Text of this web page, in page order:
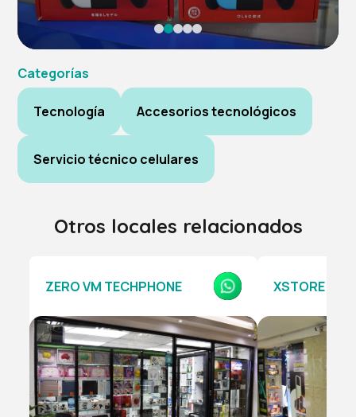
Categorías
Tecnología Accesorios tecnológicos
Servicio técnico celulares
Otros locales relacionados
ZERO VM TECHPHONE XSTORE